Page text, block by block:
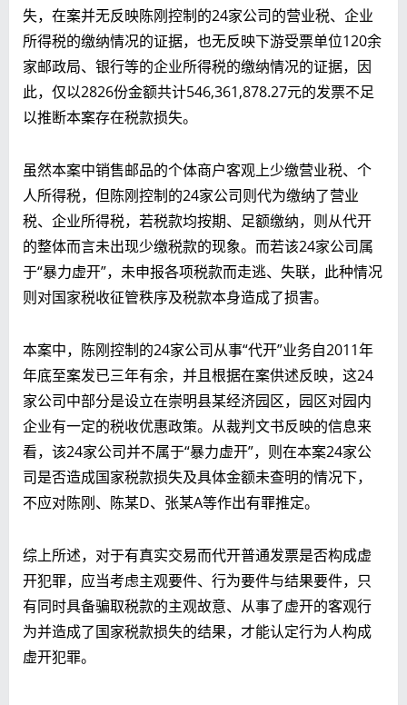
失，在案并无反映陈刚控制的24家公司的营业税、企业
所得税的缴纳情况的证据，也无反映下游受票单位120余
家邮政局、银行等的企业所得税的缴纳情况的证据，因
此，仅以2826份金额共计546,361,878.27元的发票不足
以推断本案存在税款损失。
虽然本案中销售邮品的个体商户客观上少缴营业税、个
人所得税，但陈刚控制的24家公司则代为缴纳了营业
税、企业所得税，若税款均按期、足额缴纳，则从代开
的整体而言未出现少缴税款的现象。而若该24家公司属
于“暴力虚开”，未申报各项税款而走逃、失联，此种情况
则对国家税收征管秩序及税款本身造成了损害。
本案中，陈刚控制的24家公司从事“代开”业务自2011年
年底至案发已三年有余，并且根据在案供述反映，这24
家公司中部分是设立在崇明县某经济园区，园区对园内
企业有一定的税收优惠政策。从裁判文书反映的信息来
看，该24家公司并不属于“暴力虚开”，则在本案24家公
司是否造成国家税款损失及具体金额未查明的情况下，
不应对陈刚、陈某D、张某A等作出有罪推定。
综上所述，对于有真实交易而代开普通发票是否构成虚
开犯罪，应当考虑主观要件、行为要件与结果要件，只
有同时具备骗取税款的主观故意、从事了虚开的客观行
为并造成了国家税款损失的结果，才能认定行为人构成
虚开犯罪。